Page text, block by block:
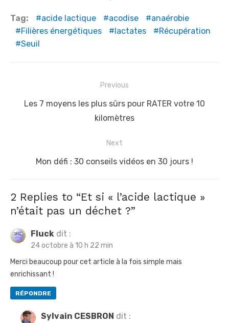
Tag: acide lactique acodise
anaérobie
Filières énergétiques
lactates
Récupération
Seuil
i
o
d
l
’
a
Previous
s
o
t
:
Les 7 moyens les plus sûrs pour RATER votre 10
kilomètres
Next
N
t
o
s
t
:
Mon défi : 30 conseils vidéos en 30 jours !
2 Replies to “Et si « l’acide lactique »
n’était pas un déchet ?”
Fluck dit :
24 octobre à 10 h 22 min
Merci beaucoup pour cet article à la fois simple mais
enrichissant !
RÉPONDRE
Sylvain CESBRON dit :